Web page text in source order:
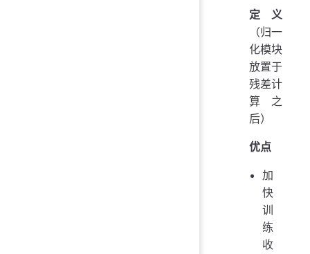
定义
（归一
化模块
放置于
残差计
算之
后）
优点
加
快
训
练
收